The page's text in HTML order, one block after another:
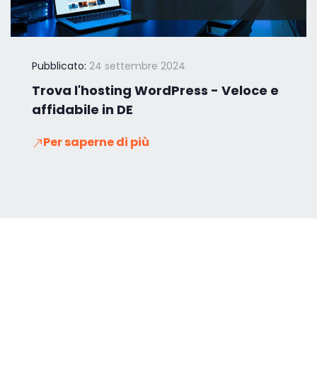
Pubblicato: 24 settembre 2024
Trova l'hosting WordPress - Veloce e
affidabile in DE
Per saperne di più